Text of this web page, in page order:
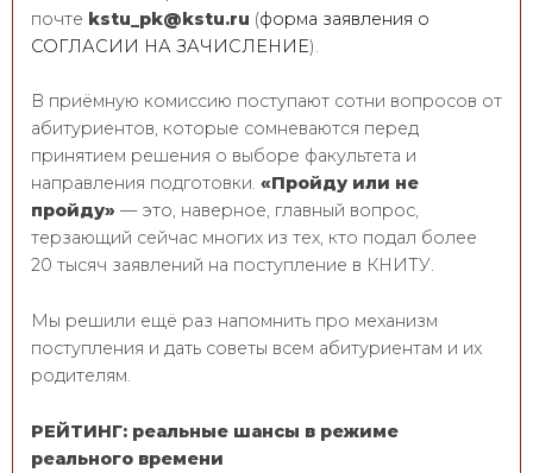
почте kstu_pk@kstu.ru (форма заявления о
СОГЛАСИИ НА ЗАЧИСЛЕНИЕ).
В приёмную комиссию поступают сотни вопросов от
абитуриентов, которые сомневаются перед
принятием решения о выборе факультета и
направления подготовки. «Пройду или не
пройду» — это, наверное, главный вопрос,
терзающий сейчас многих из тех, кто подал более
20 тысяч заявлений на поступление в КНИТУ.
Мы решили ещё раз напомнить про механизм
поступления и дать советы всем абитуриентам и их
родителям.
РЕЙТИНГ: реальные шансы в режиме
реального времени